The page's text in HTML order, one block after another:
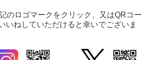
のロゴマークをクリック、又はQRコー
いねしていただけると幸いでございま